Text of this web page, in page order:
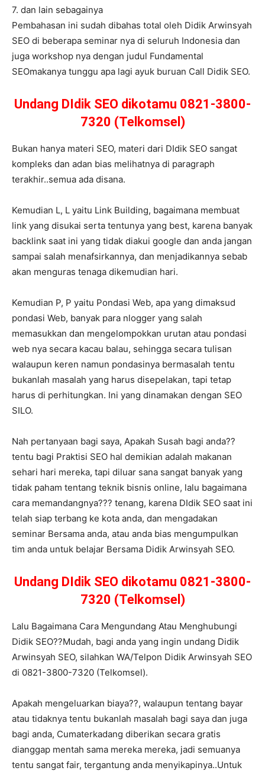
7. dan lain sebagainya
Pembahasan ini sudah dibahas total oleh Didik Arwinsyah
SEO di beberapa seminar nya di seluruh Indonesia dan
juga workshop nya dengan judul Fundamental
SEOmakanya tunggu apa lagi ayuk buruan Call Didik SEO.
Undang DIdik SEO dikotamu 0821-3800-
7320 (Telkomsel)
Bukan hanya materi SEO, materi dari DIdik SEO sangat
kompleks dan adan bias melihatnya di paragraph
terakhir..semua ada disana.
Kemudian L, L yaitu Link Building, bagaimana membuat
link yang disukai serta tentunya yang best, karena banyak
backlink saat ini yang tidak diakui google dan anda jangan
sampai salah menafsirkannya, dan menjadikannya sebab
akan menguras tenaga dikemudian hari.
Kemudian P, P yaitu Pondasi Web, apa yang dimaksud
pondasi Web, banyak para nlogger yang salah
memasukkan dan mengelompokkan urutan atau pondasi
web nya secara kacau balau, sehingga secara tulisan
walaupun keren namun pondasinya bermasalah tentu
bukanlah masalah yang harus disepelakan, tapi tetap
harus di perhitungkan. Ini yang dinamakan dengan SEO
SILO.
Nah pertanyaan bagi saya, Apakah Susah bagi anda??
tentu bagi Praktisi SEO hal demikian adalah makanan
sehari hari mereka, tapi diluar sana sangat banyak yang
tidak paham tentang teknik bisnis online, lalu bagaimana
cara memandangnya??? tenang, karena DIdik SEO saat ini
telah siap terbang ke kota anda, dan mengadakan
seminar Bersama anda, atau anda bias mengumpulkan
tim anda untuk belajar Bersama Didik Arwinsyah SEO.
Undang DIdik SEO dikotamu 0821-3800-
7320 (Telkomsel)
Lalu Bagaimana Cara Mengundang Atau Menghubungi
Didik SEO??Mudah, bagi anda yang ingin undang Didik
Arwinsyah SEO, silahkan WA/Telpon Didik Arwinsyah SEO
di 0821-3800-7320 (Telkomsel).
Apakah mengeluarkan biaya??, walaupun tentang bayar
atau tidaknya tentu bukanlah masalah bagi saya dan juga
bagi anda, Cumaterkadang diberikan secara gratis
dianggap mentah sama mereka mereka, jadi semuanya
tentu sangat fair, tergantung anda menyikapinya..Untuk